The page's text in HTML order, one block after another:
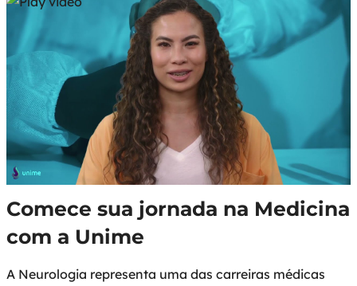
Comece sua jornada na Medicina
com a Unime
A Neurologia representa uma das carreiras médicas